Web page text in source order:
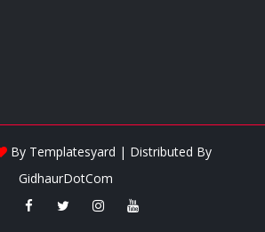
By Templatesyard | Distributed By
GidhaurDotCom